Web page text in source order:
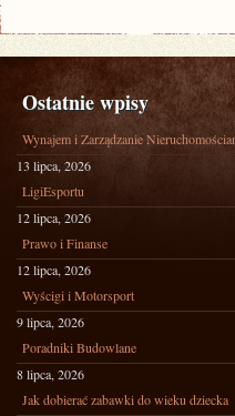
Ostatnie wpisy
Wynajem i Zarządzanie
13 lipca, 2026
LigiEsportu
12 lipca, 2026
Prawo i Finanse
12 lipca, 2026
Wyścigi i Motorsport
9 lipca, 2026
Poradniki Budowlane
8 lipca, 2026
Jak dobierać zabawki do wieku dziecka